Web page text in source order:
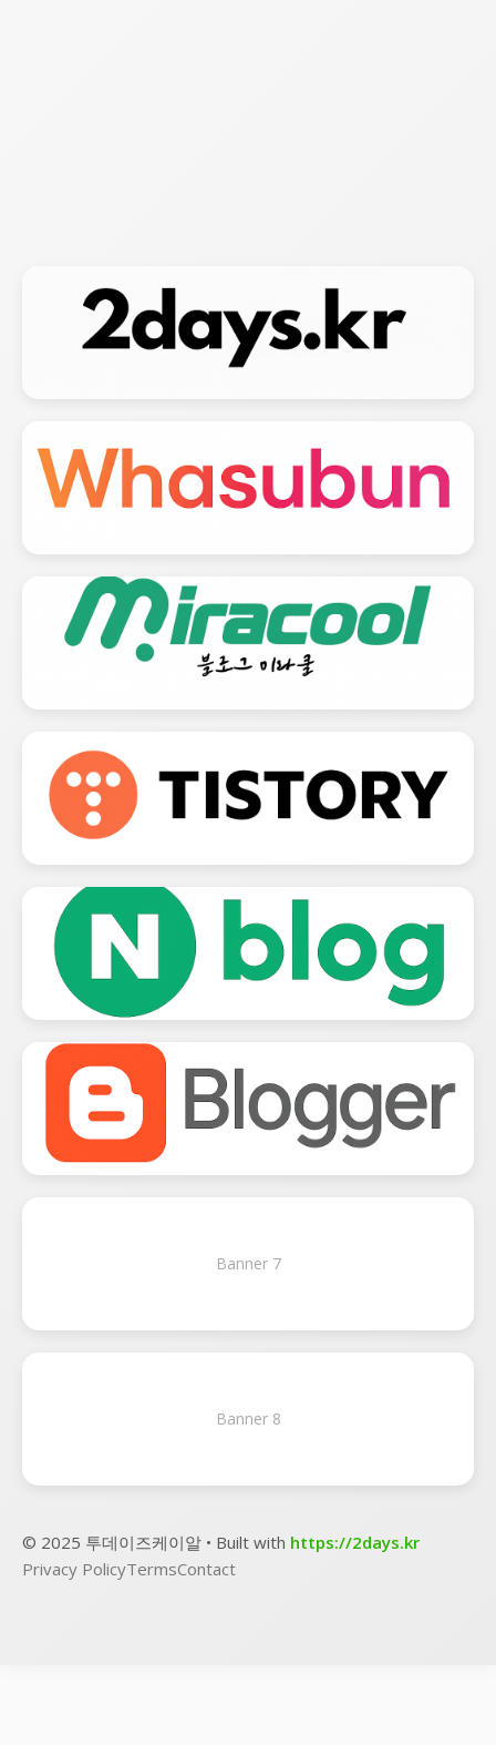
Banner 7
Banner 8
© 2025 투데이즈케이알 • Built with https://2days.kr
Privacy PolicyTermsContact